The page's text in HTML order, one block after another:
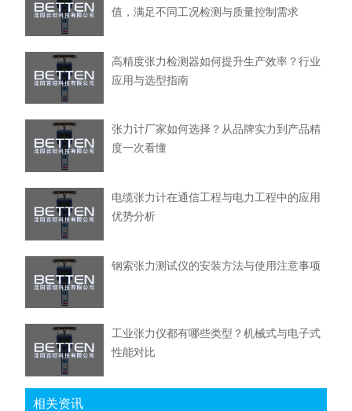
值，满足不同工况检测与质量控制需求
高精度张力检测器如何提升生产效率？行业
应用与选型指南
张力计厂家如何选择？从品牌实力到产品精
度一次看懂
电缆张力计在通信工程与电力工程中的应用
优势分析
钢索张力测试仪的安装方法与使用注意事项
工业张力仪都有哪些类型？机械式与电子式
性能对比
相关资讯